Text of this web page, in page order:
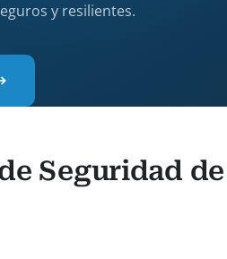
y resilientes.
Seguridad de